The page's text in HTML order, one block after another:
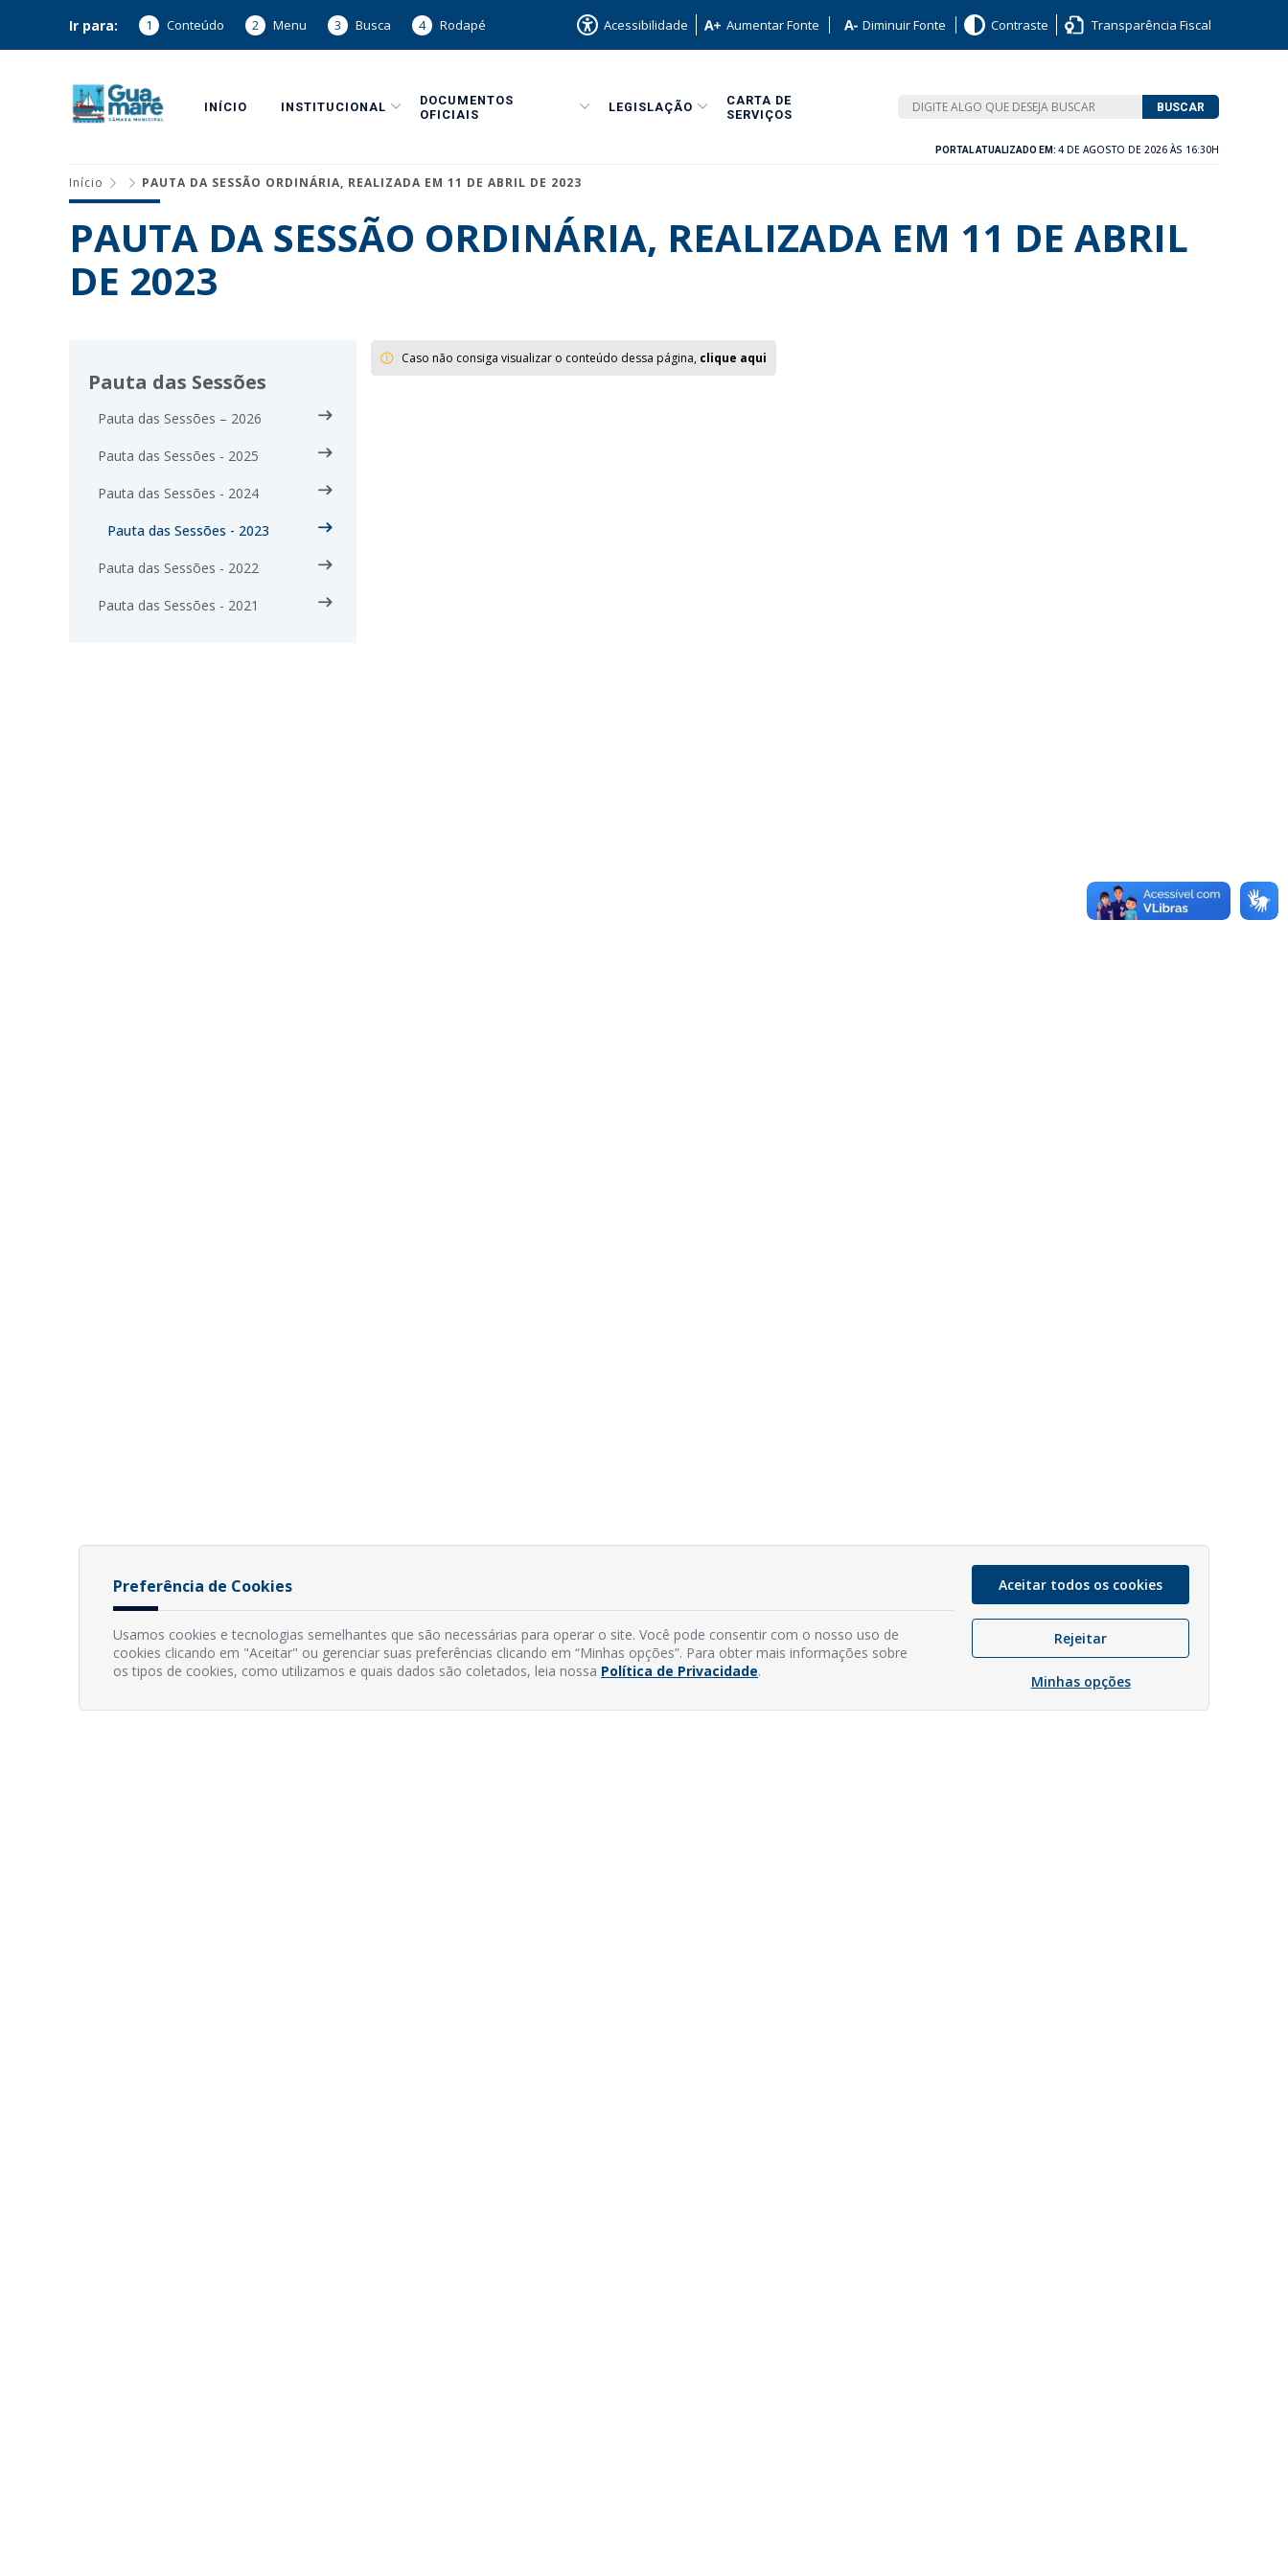
Ir para: 1 Conteúdo 2 Menu 3 Busca 4 Rodapé Acessibilidade Aumentar Fonte Diminuir Fonte Contraste Transparência Fiscal
INÍCIO INSTITUCIONAL
DOCUMENTOS
OFICIAIS
LEGISLAÇÃO
CARTA DE
SERVIÇOS
BUSCAR
PORTAL ATUALIZADO EM: 4 DE AGOSTO DE 2026 ÀS 16:30H
Início PAUTA DA SESSÃO ORDINÁRIA, REALIZADA EM 11 DE ABRIL DE 2023
PAUTA DA SESSÃO ORDINÁRIA, REALIZADA EM 11 DE ABRIL
DE 2023
Pauta das Sessões
Pauta das Sessões – 2026
Pauta das Sessões - 2025
Pauta das Sessões - 2024
Pauta das Sessões - 2023
Pauta das Sessões - 2022
Pauta das Sessões - 2021
Caso não consiga visualizar o conteúdo dessa página, clique aqui
Preferência de Cookies
Usamos cookies e tecnologias semelhantes que são necessárias para operar o site. Você pode consentir com o nosso uso de
cookies clicando em "Aceitar" ou gerenciar suas preferências clicando em “Minhas opções”. Para obter mais informações sobre
os tipos de cookies, como utilizamos e quais dados são coletados, leia nossa Política de Privacidade.
Aceitar todos os cookies
Rejeitar
Minhas opções